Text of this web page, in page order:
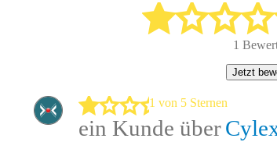
1
Jetzt
1 von 5 Sternen
ein Kunde über